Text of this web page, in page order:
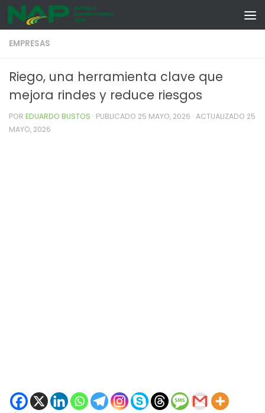
Skip to content
EMPRESAS
Riego, una herramienta clave que
mejora rindes y reduce riesgos
POR EDUARDO BUSTOS · PUBLICADO 25 MAYO, 2026 · ACTUALIZADO 25
MAYO, 2026